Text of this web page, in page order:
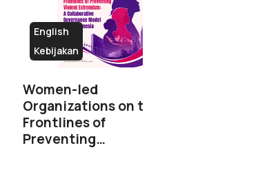
English
Kebijakan
Women-led
Organizations on the
Frontlines of
Preventing…